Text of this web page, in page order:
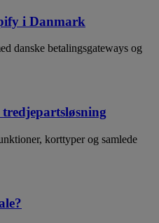
i Danmark
danske betalingsgateways og
korttyper og samlede